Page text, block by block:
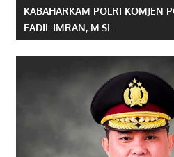
KABAHARKAM POLRI KOMJEN
FADIL IMRAN, M.SI.